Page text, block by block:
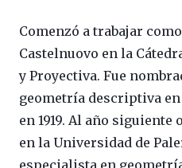
Comenzó a trabajar
Castelnuovo en la
y Proyectiva. Fue
geometría descriptiva
en 1919. Al año
en la Universidad de
especialista en